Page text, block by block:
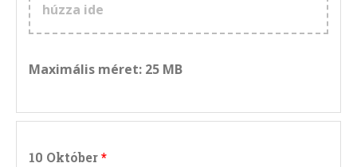
húzza ide
Maximális méret: 25 MB
10 Október